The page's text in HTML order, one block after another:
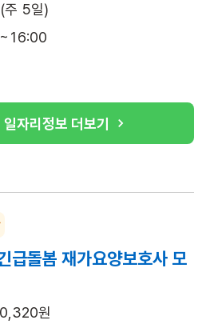
주 5일)
일자리정보 더보기
급돌봄 재가요양보호사 모
원